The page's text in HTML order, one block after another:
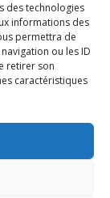
des technologies
informations des
permettra de
ou les ID
retirer son
caractéristiques
de Miromesnil